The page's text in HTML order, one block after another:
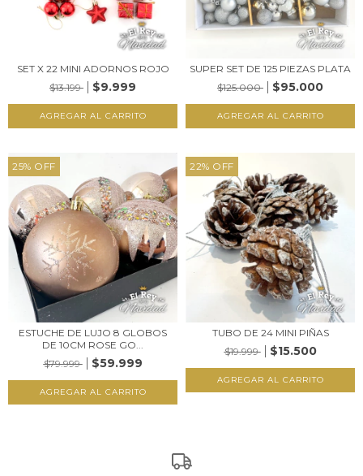
SET X 22 MINI ADORNOS ROJO
$13.199
$9.999
SUPER SET DE 125 PIEZAS PLATA
$125.000
$95.000
25% OFF
ESTUCHE DE LUJO 8 GLOBOS
DE 10CM ROSE GO...
$79.999
$59.999
22% OFF
TUBO DE 24 MINI PIÑAS
$19.999
$15.500